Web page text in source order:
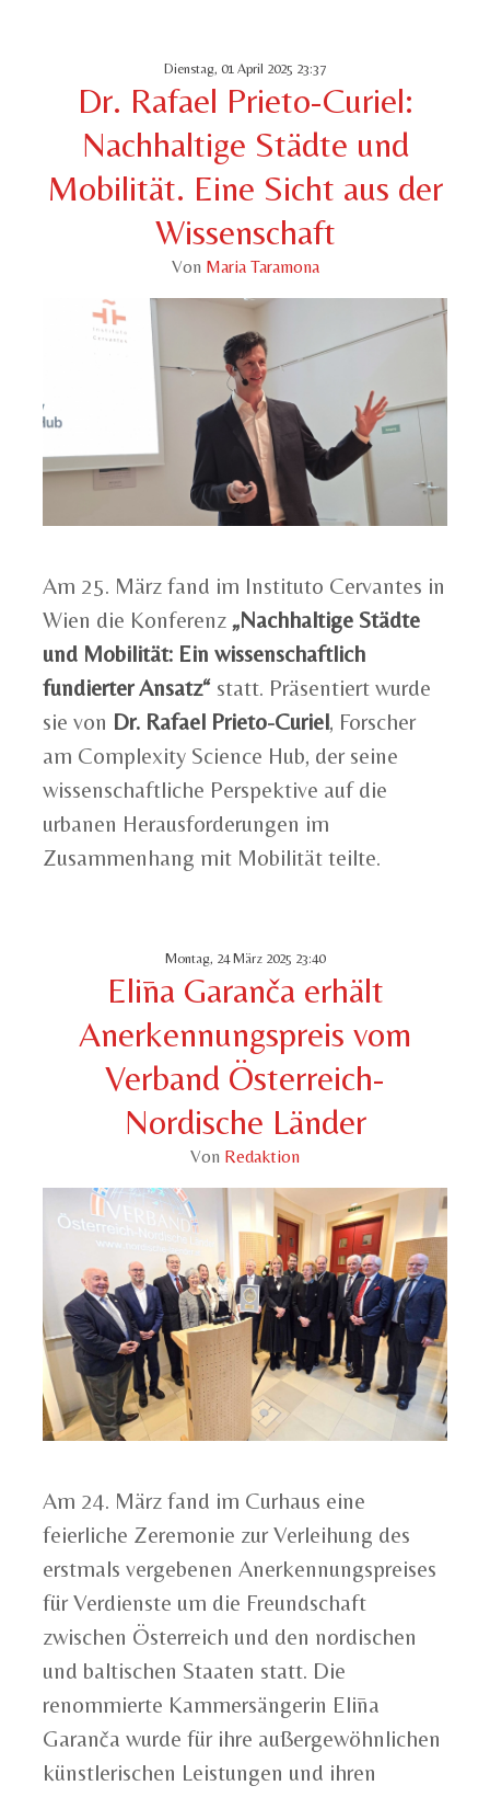
Dienstag, 01 April 2025 23:37
Dr. Rafael Prieto-Curiel:
Nachhaltige Städte und
Mobilität. Eine Sicht aus der
Wissenschaft
Von Maria Taramona
Am 25. März fand im Instituto Cervantes in
Wien die Konferenz „Nachhaltige Städte
und Mobilität: Ein wissenschaftlich
fundierter Ansatz“ statt. Präsentiert wurde
sie von Dr. Rafael Prieto-Curiel, Forscher
am Complexity Science Hub, der seine
wissenschaftliche Perspektive auf die
urbanen Herausforderungen im
Zusammenhang mit Mobilität teilte.
Montag, 24 März 2025 23:40
Elīna Garanča erhält
Anerkennungspreis vom
Verband Österreich-
Nordische Länder
Von Redaktion
Am 24. März fand im Curhaus eine
feierliche Zeremonie zur Verleihung des
erstmals vergebenen Anerkennungspreises
für Verdienste um die Freundschaft
zwischen Österreich und den nordischen
und baltischen Staaten statt. Die
renommierte Kammersängerin Elīna
Garanča wurde für ihre außergewöhnlichen
künstlerischen Leistungen und ihren